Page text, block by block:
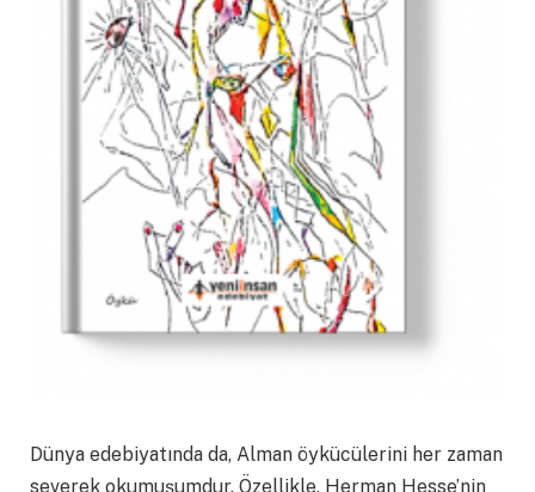
Dünya edebiyatında da, Alman öykücülerini her zaman
severek okumuşumdur. Özellikle, Herman Hesse’nin